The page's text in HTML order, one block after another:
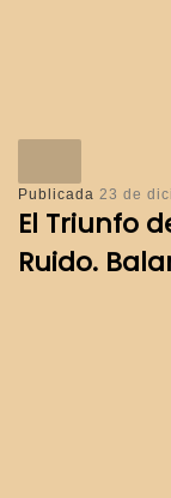
Publicada 23 de
El Triunfo
Ruido.